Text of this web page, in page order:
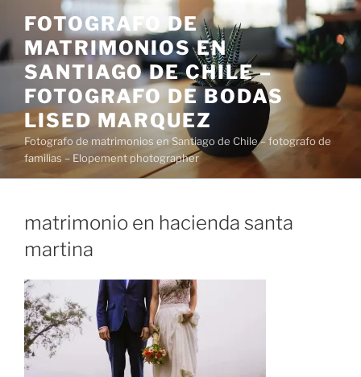
contenido
FOTOGRAFO DE
MATRIMONIOS EN
SANTIAGO DE CHILE –
FOTOGRAFO DE BODAS
LISED MARQUEZ
Fotografo de matrimonios en Santiago de Chile – fotografo de
familias – Elopement photographer
matrimonio en hacienda santa
martina